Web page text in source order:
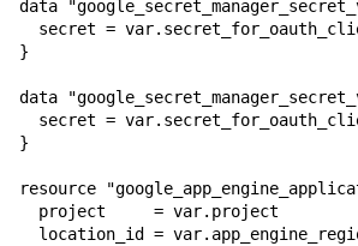
data
secret =
}
data
secret =
}
resource
  project     = var.project
location_id =